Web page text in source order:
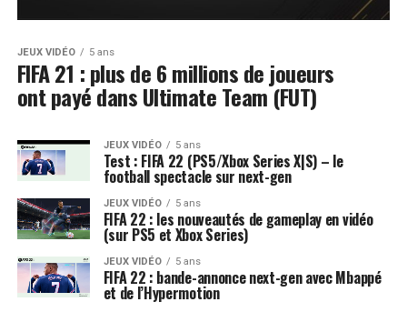
JEUX VIDÉO 5 ans
FIFA 21 : plus de 6 millions de joueurs
ont payé dans Ultimate Team (FUT)
JEUX VIDÉO 5 ans
Test : FIFA 22 (PS5/Xbox Series X|S) – le
football spectacle sur next-gen
JEUX VIDÉO 5 ans
FIFA 22 : les nouveautés de gameplay en vidéo
(sur PS5 et Xbox Series)
JEUX VIDÉO 5 ans
FIFA 22 : bande-annonce next-gen avec Mbappé
et de l’Hypermotion